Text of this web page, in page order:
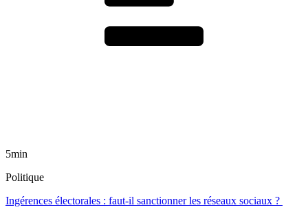
5min
Politique
Ingérences électorales : faut-il sanctionner les réseaux sociaux ?